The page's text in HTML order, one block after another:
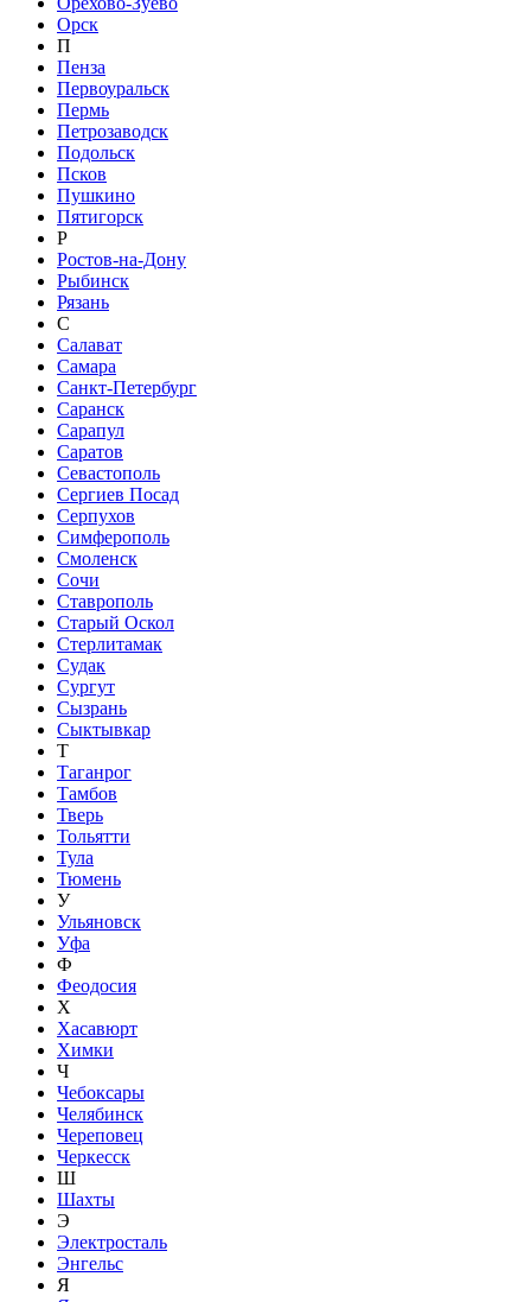
Орск
П
Пенза
Первоуральск
Пермь
Петрозаводск
Подольск
Псков
Пушкино
Пятигорск
Р
Ростов-на-Дону
Рыбинск
Рязань
С
Салават
Самара
Санкт-Петербург
Саранск
Сарапул
Саратов
Севастополь
Сергиев Посад
Серпухов
Симферополь
Смоленск
Сочи
Ставрополь
Старый Оскол
Стерлитамак
Судак
Сургут
Сызрань
Сыктывкар
Т
Таганрог
Тамбов
Тверь
Тольятти
Тула
Тюмень
У
Ульяновск
Уфа
Ф
Феодосия
Х
Хасавюрт
Химки
Ч
Чебоксары
Челябинск
Череповец
Черкесск
Ш
Шахты
Э
Электросталь
Энгельс
Я